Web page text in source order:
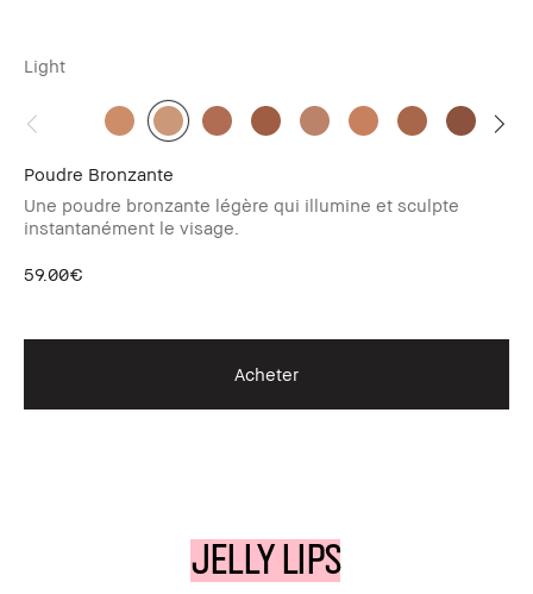
Light
Poudre Bronzante
Une poudre bronzante légère qui illumine et sculpte
instantanément le visage.
59.00€
Acheter
JELLY LIPS